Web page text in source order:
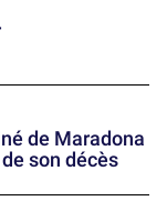
de Maradona
son décès